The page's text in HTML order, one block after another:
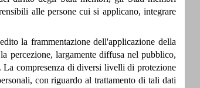
alle persone cui si applicano, integrare
la frammentazione dell'applicazione della
percezione, largamente diffusa nel pubblico,
compresenza di diversi livelli di protezione
con riguardo al trattamento di tali dati